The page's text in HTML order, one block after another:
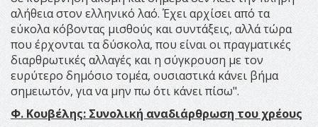
αλήθεια στον ελληνικό λαό. Έχει αρχίσει από τα
εύκολα κόβοντας μισθούς και συντάξεις, αλλά τώρα
που έρχονται τα δύσκολα, που είναι οι πραγματικές
διαρθρωτικές αλλαγές και η σύγκρουση με τον
ευρύτερο δημόσιο τομέα, ουσιαστικά κάνει βήμα
σημειωτόν, για να μην πω ότι κάνει πίσω".
Φ. Κουβέλης: Συνολική αναδιάρθρωση του χρέους